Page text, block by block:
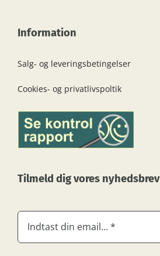
Information
Salg- og leveringsbetingelser
Cookies- og privatlivspoltik
Tilmeld dig vores nyhedsbrev